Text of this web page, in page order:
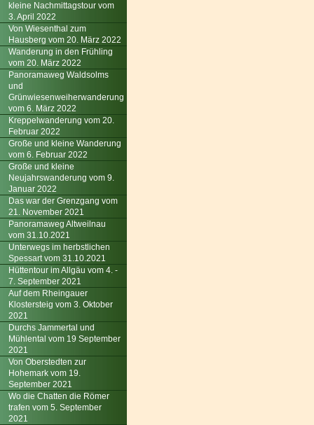
kleine Nachmittagstour vom
3. April 2022
Von Wiesenthal zum
Hausberg vom 20. März 2022
Wanderung in den Frühling
vom 20. März 2022
Panoramaweg Waldsolms
und
Grünwiesenweiherwanderung
vom 6. März 2022
Kreppelwanderung vom 20.
Februar 2022
Große und kleine Wanderung
vom 6. Februar 2022
Große und kleine
Neujahrswanderung vom 9.
Januar 2022
Das war der Grenzgang vom
21. November 2021
Panoramaweg Altweilnau
vom 31.10.2021
Unterwegs im herbstlichen
Spessart vom 31.10.2021
Hüttentour im Allgäu vom 4. -
7. September 2021
Auf dem Rheingauer
Klostersteig vom 3. Oktober
2021
Durchs Jammertal und
Mühlental vom 19 September
2021
Von Oberstedten zur
Hohemark vom 19.
September 2021
Wo die Chatten die Römer
trafen vom 5. September
2021